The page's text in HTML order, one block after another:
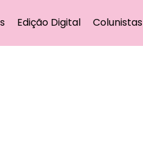
Edição Digital Colunistas